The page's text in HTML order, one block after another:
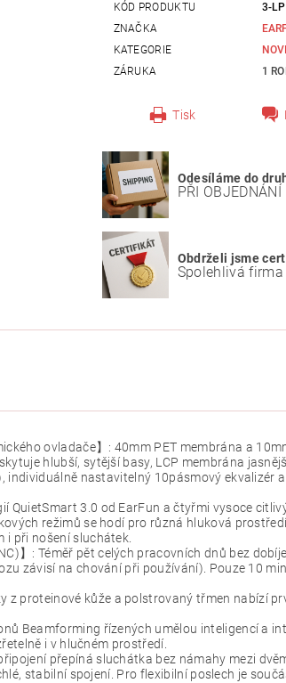
KÓD PRODUKTU
3-
ZNAČKA
KATEGORIE
ZÁRUKA
1
Tisk
Odesíláme do
PŘI
Obdrželi jsme
Spolehlivá firma
ovladače】: 40mm PET membrána a
hlubší, sytější basy, LCP membrána
individuálně nastavitelný 10pásmový ekvalizér
QuietSmart 3.0 od EarFun a čtyřmi vysoce
režimů se hodí pro různá hluková
i při nošení sluchátek.
】: Téměř pět celých pracovních dnů bez
závisí na chování při používání). Pouze 10
z proteinové kůže a polstrovaný třmen nabízí
Beamforming řízených umělou inteligencí a
i v hlučném prostředí.
přepíná sluchátka bez námahy mezi
stabilní spojení. Pro flexibilní poslech je